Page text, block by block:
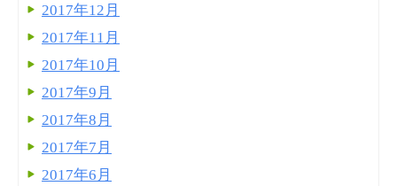
2017年12月
2017年11月
2017年10月
2017年9月
2017年8月
2017年7月
2017年6月